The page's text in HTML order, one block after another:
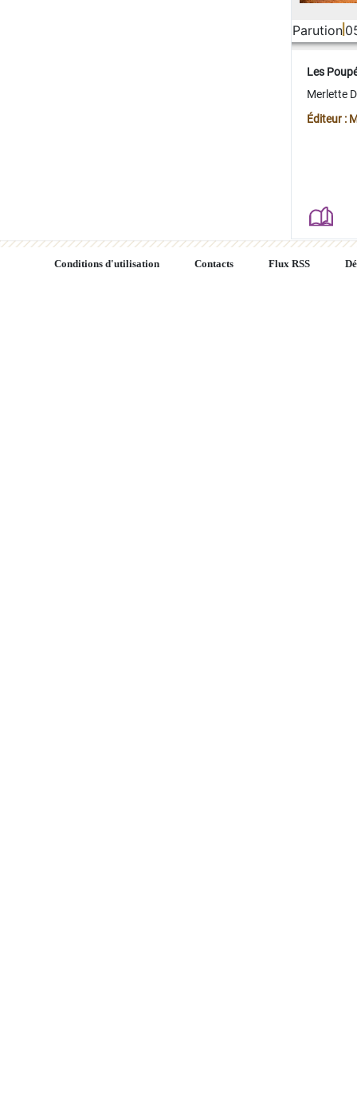
Parution
Les
Merlette
Éditeur :
Conditions d'utilisation Contacts Flux RSS